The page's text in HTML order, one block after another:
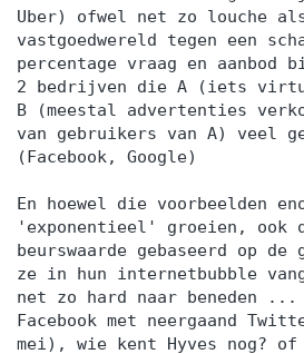
Uber) ofwel net zo louche
vastgoedwereld tegen een
percentage vraag en aanbod
2 bedrijven die A (iets
B (meestal advertenties
van gebruikers van A) veel
(Facebook, Google)
En hoewel die voorbeelden
'exponentieel' groeien, ook
beurswaarde gebaseerd op
ze in hun internetbubble
net zo hard naar beneden
Facebook met neergaand
mei), wie kent Hyves nog? of